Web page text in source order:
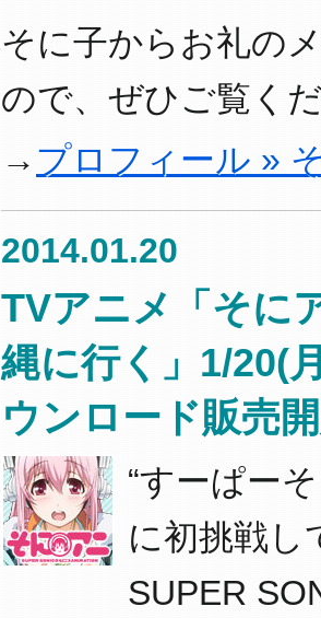
そに子からお礼の
ので、ぜひご覧く
プロフィール »
2014.01.20
TVアニメ「そに
縄に行く」1/20(
ウンロード販売
“すーぱー
に初挑戦し
SUPER